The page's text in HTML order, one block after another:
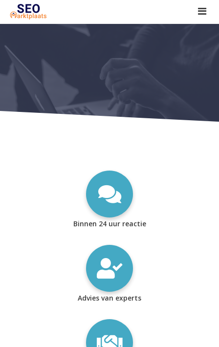
SEO tools reviews
Marketeer bij jou in de buurt?
Offerte
1. Seo voor beginners +
2. Onderzoeken +
Binnen 24 uur reactie
Advies van experts